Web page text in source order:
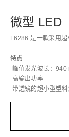
微型 LED
L6286 是一款采用超
特点
-峰值发光波长：940
-高输出功率
-带透镜的超小型塑